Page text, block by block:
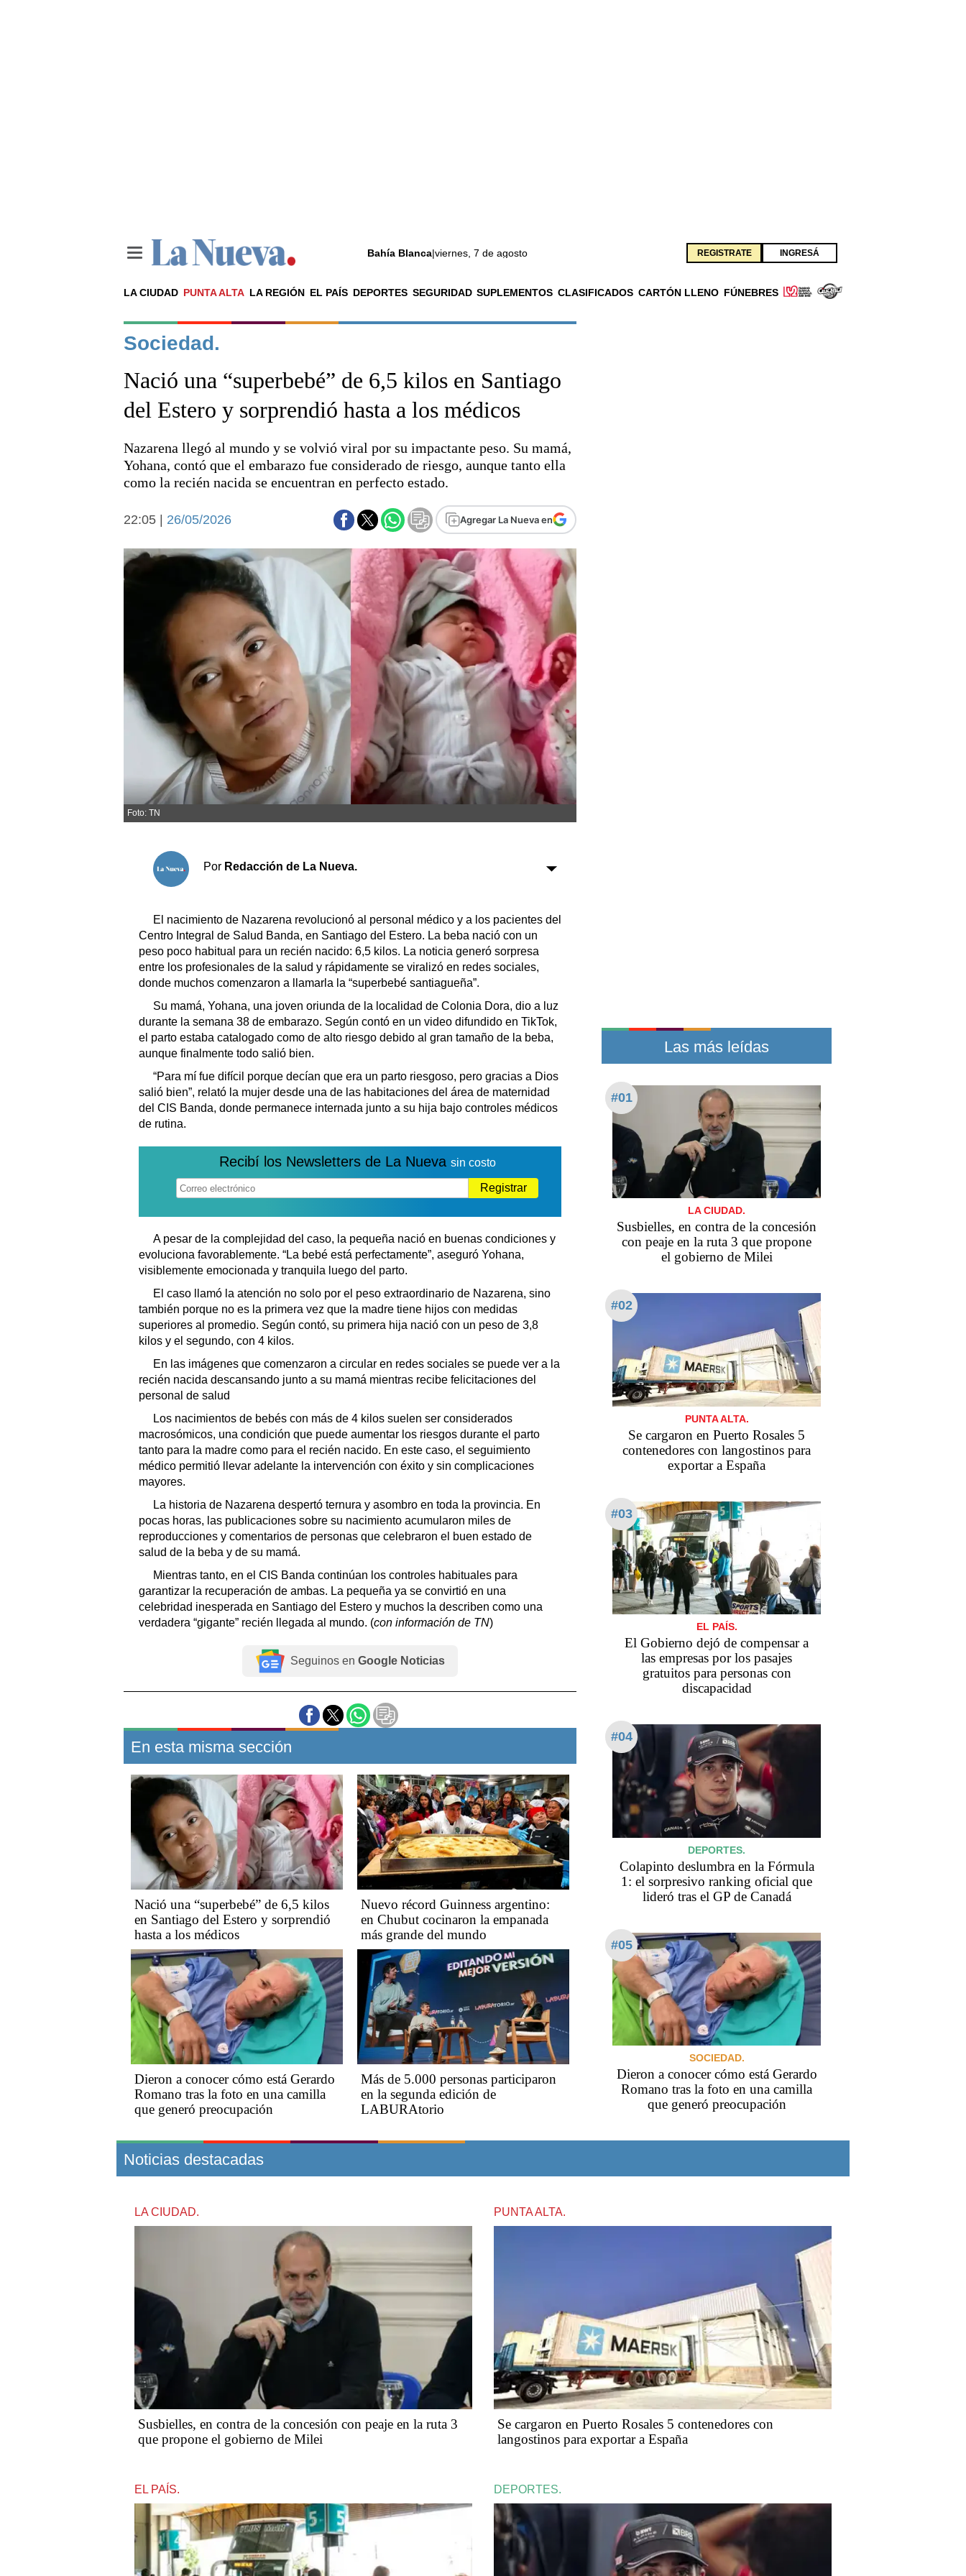
Bahía Blanca|viernes, 7 de agosto REGISTRATE INGRESÁ
LA CIUDAD PUNTA ALTA LA REGIÓN EL PAÍS DEPORTES SEGURIDAD SUPLEMENTOS CLASIFICADOS CARTÓN LLENO FÚNEBRES
Noticias
La ciudad
El país
Seguridad
Deportes
Escenario Olímpico
Liga del Sur
Fútbol
Federal A
Arte y cultura
Aplausos
Economía y campo
Economía y finanzas
Con el campo
Espacio empresas
Sociedad y tiempo libre
Sociedad
Tecnología
Turismo
Salud
Es viral
El tiempo
Fúnebres
Clasificados
Horóscopo
Servicios
Datos Útiles
Fúnebres
Edictos
Teléfonos de urgencia
Sociedad.
Nació una “superbebé” de 6,5 kilos en Santiago
del Estero y sorprendió hasta a los médicos
Nazarena llegó al mundo y se volvió viral por su impactante peso. Su mamá,
Yohana, contó que el embarazo fue considerado de riesgo, aunque tanto ella
como la recién nacida se encuentran en perfecto estado.
Agregar La Nueva en
22:05 | 26/05/2026
Foto: TN
Por Redacción de La Nueva.
El nacimiento de Nazarena revolucionó al personal médico y a los pacientes del
Centro Integral de Salud Banda, en Santiago del Estero. La beba nació con un
peso poco habitual para un recién nacido: 6,5 kilos. La noticia generó sorpresa
entre los profesionales de la salud y rápidamente se viralizó en redes sociales,
donde muchos comenzaron a llamarla la “superbebé santiagueña”.
Su mamá, Yohana, una joven oriunda de la localidad de Colonia Dora, dio a luz
durante la semana 38 de embarazo. Según contó en un video difundido en TikTok,
el parto estaba catalogado como de alto riesgo debido al gran tamaño de la beba,
aunque finalmente todo salió bien.
“Para mí fue difícil porque decían que era un parto riesgoso, pero gracias a Dios
salió bien”, relató la mujer desde una de las habitaciones del área de maternidad
del CIS Banda, donde permanece internada junto a su hija bajo controles médicos
de rutina.
Recibí los Newsletters de La Nueva sin costo
Registrar
A pesar de la complejidad del caso, la pequeña nació en buenas condiciones y
evoluciona favorablemente. “La bebé está perfectamente”, aseguró Yohana,
visiblemente emocionada y tranquila luego del parto.
El caso llamó la atención no solo por el peso extraordinario de Nazarena, sino
también porque no es la primera vez que la madre tiene hijos con medidas
superiores al promedio. Según contó, su primera hija nació con un peso de 3,8
kilos y el segundo, con 4 kilos.
En las imágenes que comenzaron a circular en redes sociales se puede ver a la
recién nacida descansando junto a su mamá mientras recibe felicitaciones del
personal de salud
Los nacimientos de bebés con más de 4 kilos suelen ser considerados
macrosómicos, una condición que puede aumentar los riesgos durante el parto
tanto para la madre como para el recién nacido. En este caso, el seguimiento
médico permitió llevar adelante la intervención con éxito y sin complicaciones
mayores.
La historia de Nazarena despertó ternura y asombro en toda la provincia. En
pocas horas, las publicaciones sobre su nacimiento acumularon miles de
reproducciones y comentarios de personas que celebraron el buen estado de
salud de la beba y de su mamá.
Mientras tanto, en el CIS Banda continúan los controles habituales para
garantizar la recuperación de ambas. La pequeña ya se convirtió en una
celebridad inesperada en Santiago del Estero y muchos la describen como una
verdadera “gigante” recién llegada al mundo. (con información de TN)
Seguinos en Google Noticias
En esta misma sección
Nació una “superbebé” de 6,5 kilos
en Santiago del Estero y sorprendió
hasta a los médicos
Nuevo récord Guinness argentino:
en Chubut cocinaron la empanada
más grande del mundo
Dieron a conocer cómo está Gerardo
Romano tras la foto en una camilla
que generó preocupación
Más de 5.000 personas participaron
en la segunda edición de
LABURAtorio
Las más leídas
#01
LA CIUDAD.
Susbielles, en contra de la concesión
con peaje en la ruta 3 que propone
el gobierno de Milei
#02
PUNTA ALTA.
Se cargaron en Puerto Rosales 5
contenedores con langostinos para
exportar a España
#03
EL PAÍS.
El Gobierno dejó de compensar a
las empresas por los pasajes
gratuitos para personas con
discapacidad
#04
DEPORTES.
Colapinto deslumbra en la Fórmula
1: el sorpresivo ranking oficial que
lideró tras el GP de Canadá
#05
SOCIEDAD.
Dieron a conocer cómo está Gerardo
Romano tras la foto en una camilla
que generó preocupación
Noticias destacadas
LA CIUDAD.
Susbielles, en contra de la concesión con peaje en la ruta 3
que propone el gobierno de Milei
PUNTA ALTA.
Se cargaron en Puerto Rosales 5 contenedores con
langostinos para exportar a España
EL PAÍS. DEPORTES.